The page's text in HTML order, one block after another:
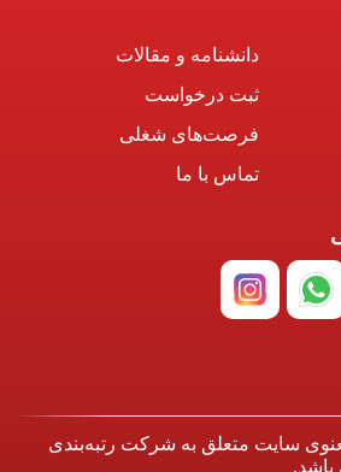
دانشنامه و مقالات
ثبت درخواست
فرصت‌های شغلی
تماس با ما
سایت متعلق به شرکت رتبه‌بندی
باشد.